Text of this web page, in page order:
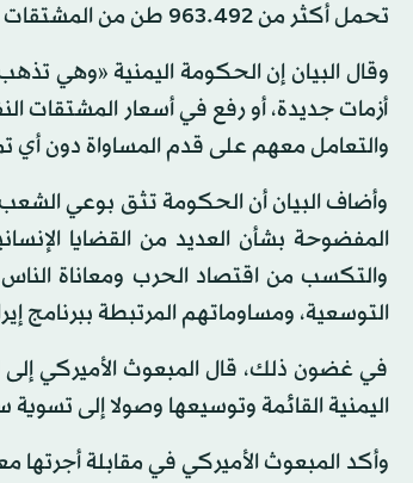
تحمل أكثر من 963.492 طن من المشتقات النفطية».
وقال البيان إن الحكومة اليمنية «وهي
أزمات جديدة، أو رفع في أسعار المشتقات
والتعامل معهم على قدم المساواة دون أي
وأضاف البيان أن الحكومة تثق بوعي الشعب
المفضوحة بشأن العديد من القضايا
والتكسب من اقتصاد الحرب ومعاناة الناس،
التوسعية، ومساوماتهم المرتبطة ببرنامج
في غضون ذلك، قال المبعوث الأميركي إلى
اليمنية القائمة وتوسيعها وصولا إلى
وأكد المبعوث الأميركي في مقابلة أجرتها